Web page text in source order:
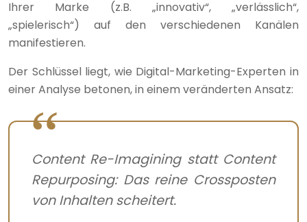
Ihrer Marke (z.B. „innovativ“, „verlässlich“,
„spielerisch“) auf den verschiedenen Kanälen
manifestieren.
Der Schlüssel liegt, wie Digital-Marketing-Experten in
einer Analyse betonen, in einem veränderten Ansatz:
Content Re-Imagining statt Content
Repurposing: Das reine Crossposten
von Inhalten scheitert.